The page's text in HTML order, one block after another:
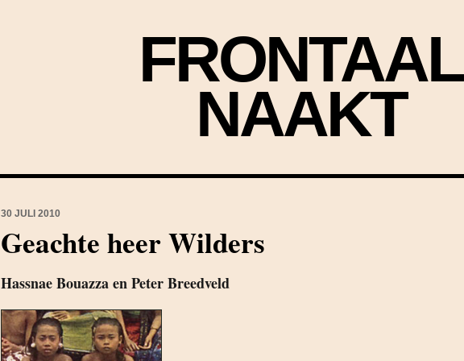
FRONTAAL
NAAKT
30 JULI 2010
Geachte heer Wilders
Hassnae Bouazza en Peter Breedveld